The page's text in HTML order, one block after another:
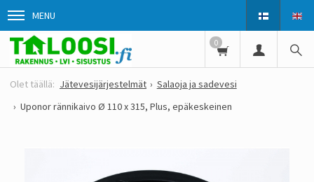
MENU
0
Jätevesijärjestelmät
Salaoja ja sadevesi
Uponor rännikaivo Ø 110 x 315, Plus, epäkeskeinen